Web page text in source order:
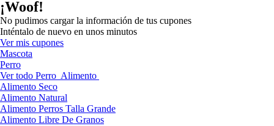
¡Woof!
No pudimos cargar la información de tus cupones
Inténtalo de nuevo en unos minutos
Ver mis cupones
Mascota
Perro
Ver todo Perro Alimento
Alimento Seco
Alimento Natural
Alimento Perros Talla Grande
Alimento Libre De Granos